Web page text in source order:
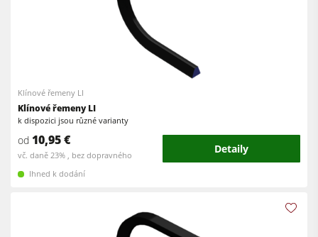
Klínové řemeny LI
Klínové řemeny LI
k dispozici jsou různé varianty
od 10,95 €
vč. daně 23% , bez dopravného Detaily
Ihned k dodání